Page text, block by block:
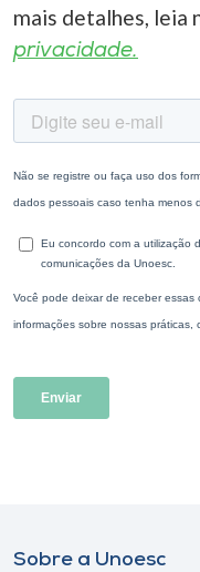
mais detalhes, leia
privacidade.
Sobre a Unoesc